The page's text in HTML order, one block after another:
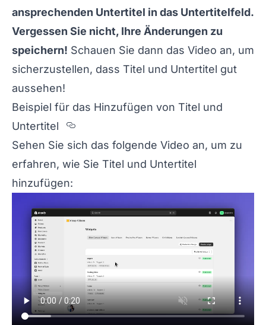
ansprechenden Untertitel in das Untertitelfeld.
Vergessen Sie nicht, Ihre Änderungen zu
speichern! Schauen Sie dann das Video an, um
sicherzustellen, dass Titel und Untertitel gut
aussehen!
Beispiel für das Hinzufügen von Titel und
Untertitel
Section titled
Sehen Sie sich das folgende Video an, um zu
erfahren, wie Sie Titel und Untertitel
hinzufügen: